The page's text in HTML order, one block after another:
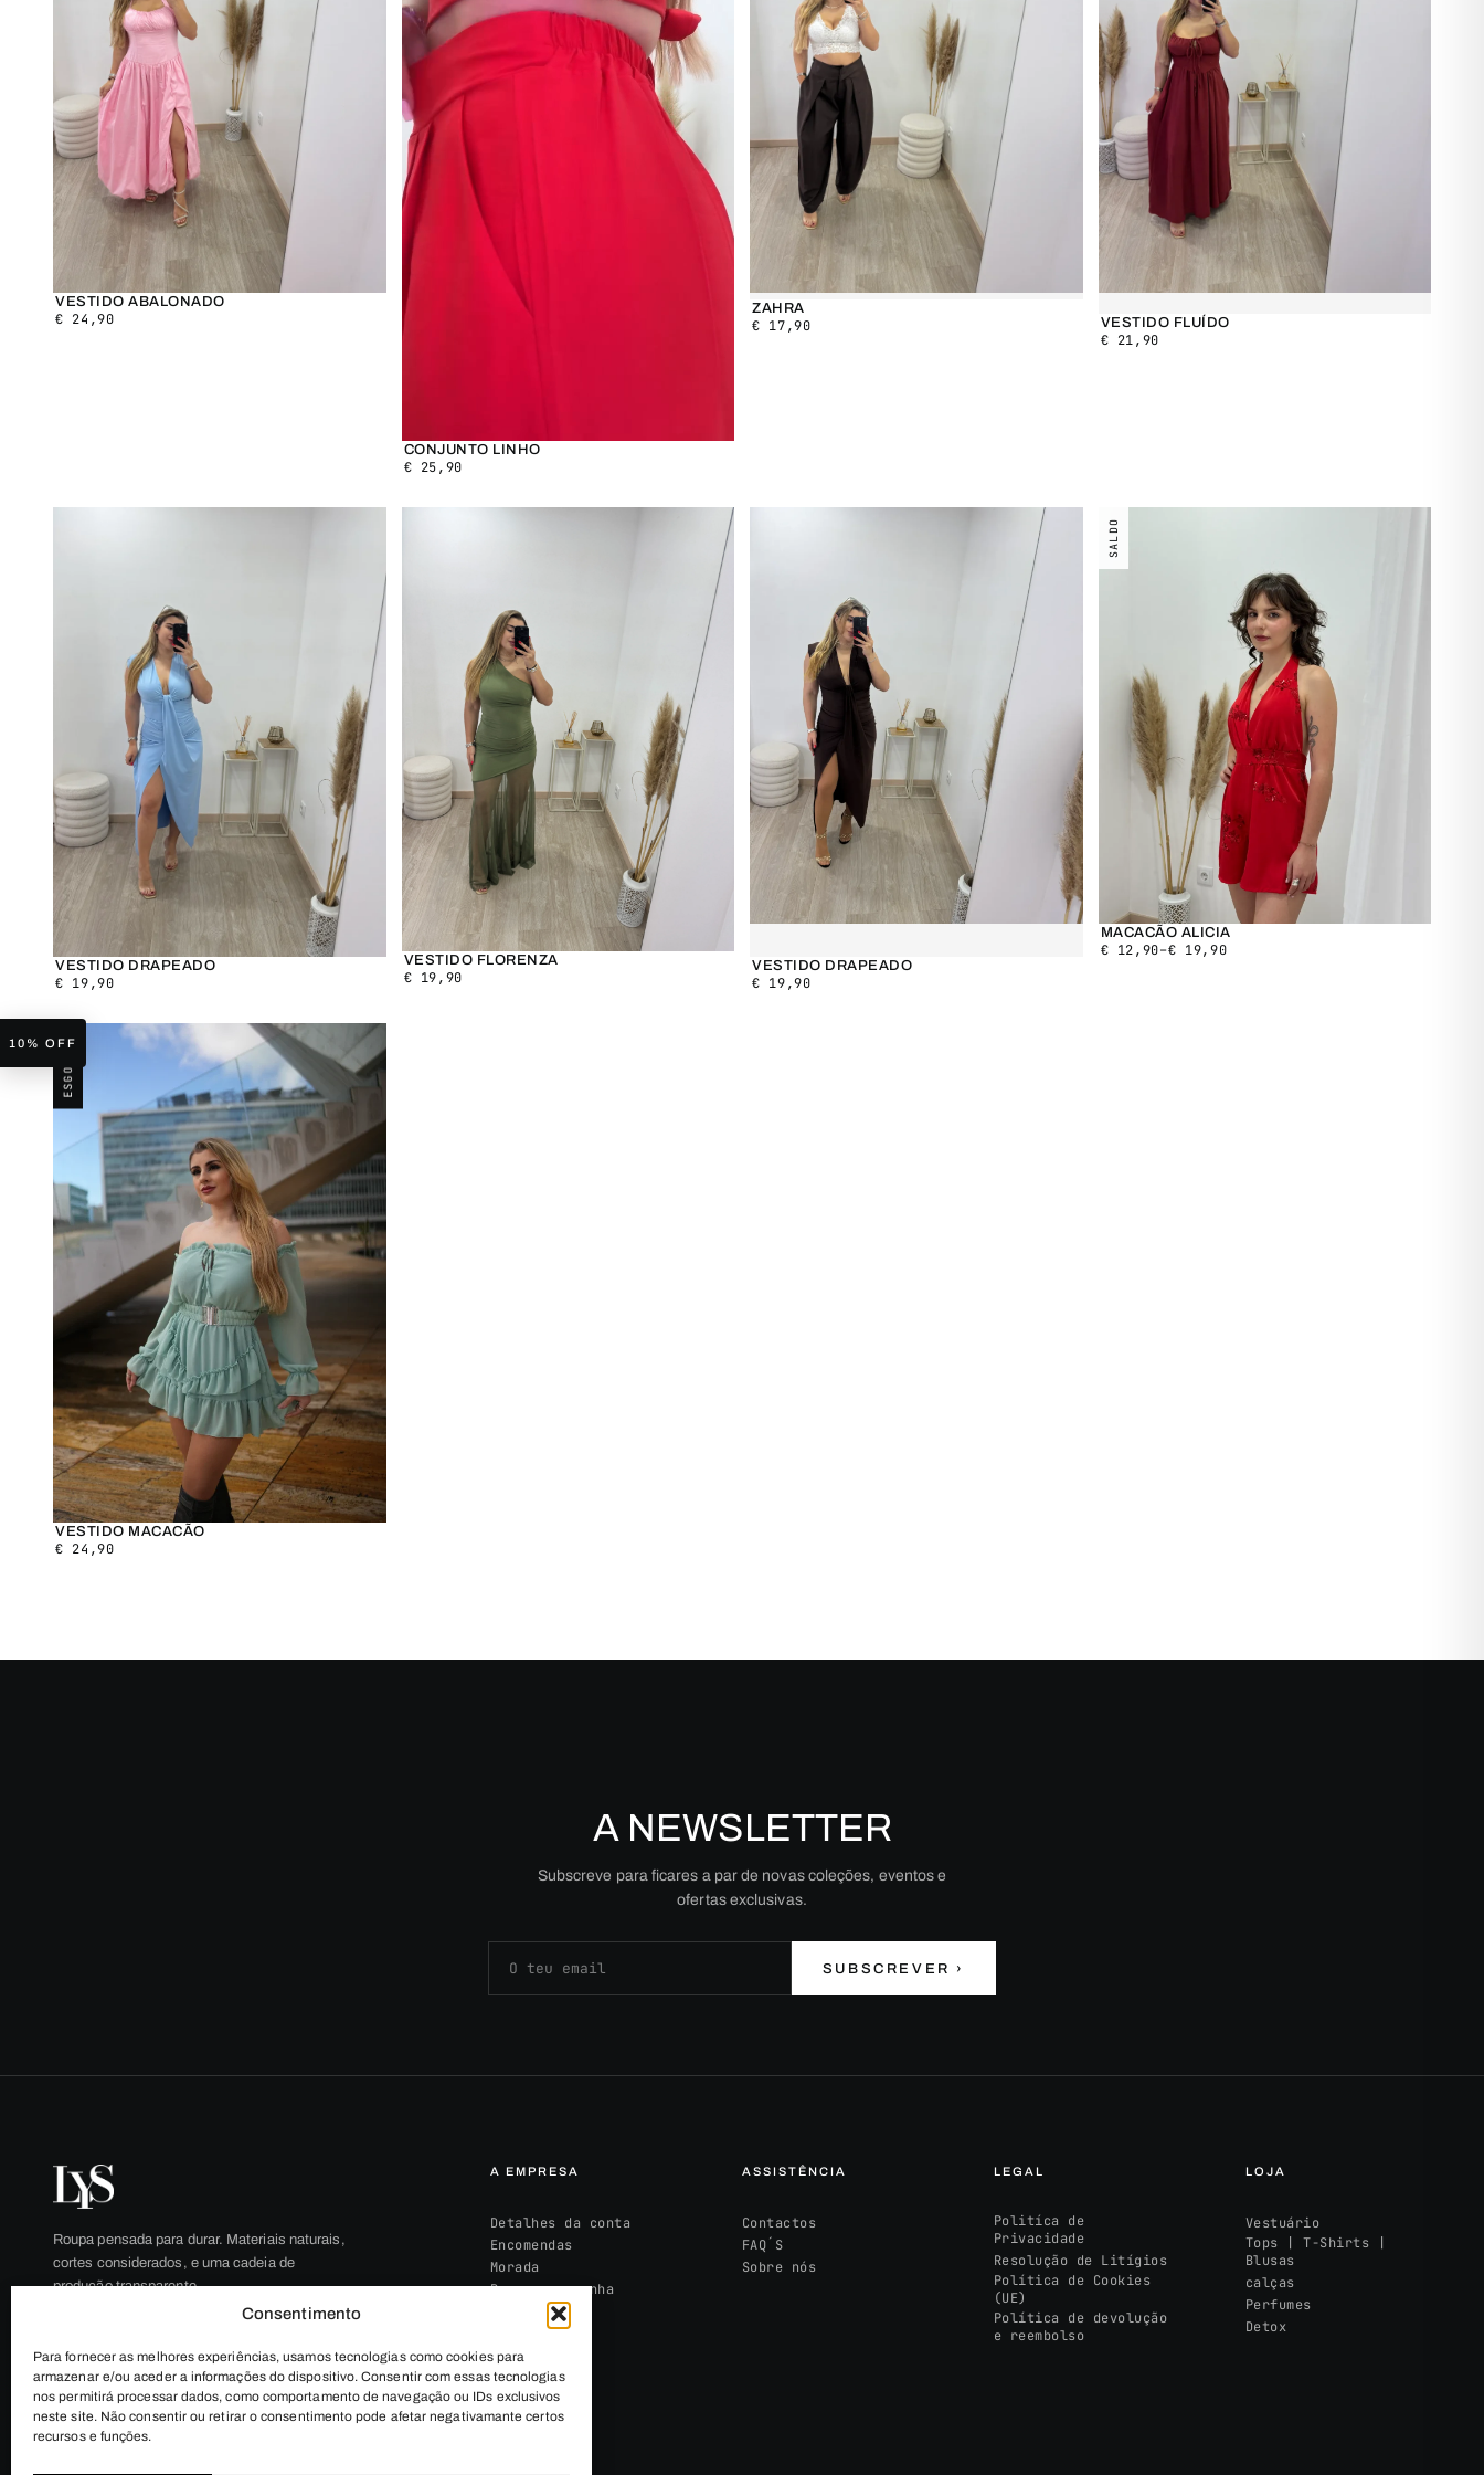
Consentimento
Para fornecer as melhores experiências, usamos tecnologias como cookies para
armazenar e/ou aceder a informações do dispositivo. Consentir com essas tecnologias
nos permitirá processar dados, como comportamento de navegação ou IDs exclusivos
neste site. Não consentir ou retirar o consentimento pode afetar negativamante certos
recursos e funções.
VESTIDO ABALONADO
€ 24,90
CONJUNTO LINHO
€ 25,90
ZAHRA
€ 17,90 VESTIDO FLUÍDO
€ 21,90
VESTIDO DRAPEADO
€ 19,90
VESTIDO FLORENZA
€ 19,90
VESTIDO DRAPEADO
€ 19,90
SALDO
MACACÃO ALICIA
€ 12,90–€ 19,90
ESGOTADO
VESTIDO MACACÃO
€ 24,90
A NEWSLETTER
Subscreve para ficares a par de novas coleções, eventos e
ofertas exclusivas.
SUBSCREVER ›
Roupa pensada para durar. Materiais naturais,
cortes considerados, e uma cadeia de
produção transparente.
A EMPRESA
Detalhes da conta
Encomendas
Morada
Recuperar senha
ASSISTÊNCIA
Contactos
FAQ´S
Sobre nós
LEGAL
Politíca de
Privacidade
Resolução de Litígios
Política de Cookies
(UE)
Política de devolução
e reembolso
LOJA
Vestuário
Tops | T-Shirts |
Blusas
calças
Perfumes
Detox
10% OFF